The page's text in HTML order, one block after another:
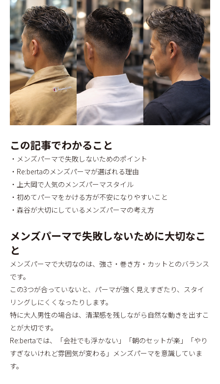
この記事でわかること
・メンズパーマで失敗しないためのポイント
・Re:bertaのメンズパーマが選ばれる理由
・上大岡で人気のメンズパーマスタイル
・初めてパーマをかける方が不安になりやすいこと
・森谷が大切にしているメンズパーマの考え方
メンズパーマで失敗しないために大切なこ
と
メンズパーマで大切なのは、強さ・巻き方・カットとのバランス
です。
この3つが合っていないと、パーマが強く見えすぎたり、スタイ
リングしにくくなったりします。
特に大人男性の場合は、清潔感を残しながら自然な動きを出すこ
とが大切です。
Re:bertaでは、「会社でも浮かない」「朝のセットが楽」「やり
すぎないけれど雰囲気が変わる」メンズパーマを意識していま
す。